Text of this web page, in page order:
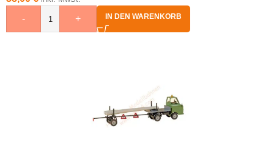
- + IN DEN WARENKORB